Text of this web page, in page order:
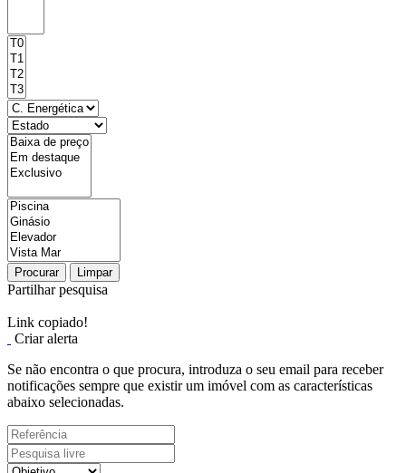
Procurar Limpar
Partilhar pesquisa
Link copiado!
Criar alerta
Se não encontra o que procura, introduza o seu email para receber
notificações sempre que existir um imóvel com as características
abaixo selecionadas.